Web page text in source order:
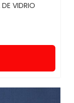
VIDRIO